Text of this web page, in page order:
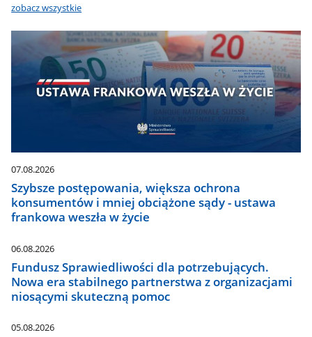
zobacz wszystkie
07.08.2026
Szybsze postępowania, większa ochrona
konsumentów i mniej obciążone sądy - ustawa
frankowa weszła w życie
06.08.2026
Fundusz Sprawiedliwości dla potrzebujących.
Nowa era stabilnego partnerstwa z organizacjami
niosącymi skuteczną pomoc
05.08.2026